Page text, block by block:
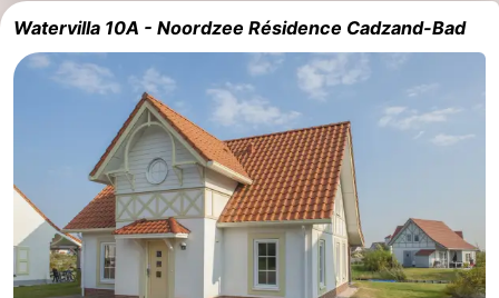
Parkeren
Medische
adressen
Regio
Walcheren
Veere
-
Watervilla 10A - Noordzee Résidence Cadzand-Bad